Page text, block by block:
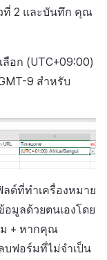
ที่ 2 และบันทึก คุณ
ลือก (UTC+09:00)
9 สำหรับ
ด์ที่ทำเครื่องหมาย
มูลด้วยตนเองโดย
+ หากคุณ
บฟอร์มที่ไม่จำเป็น